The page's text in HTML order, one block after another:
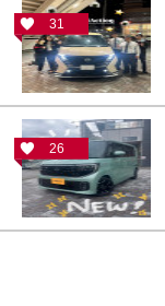
31
26